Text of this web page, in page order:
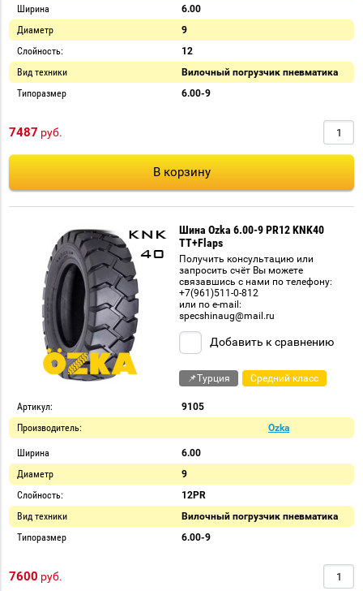
Ширина
6.00
Диаметр
9
Слойность:
12
Вид техники
Вилочный погрузчик пневматика
Типоразмер
6.00-9
7487 руб.
В корзину
Шина Ozka 6.00-9 PR12 KNK40
TT+Flaps
Получить консультацию или
запросить счёт Вы можете
связавшись с нами по телефону:
+7(961)511-0-812
или по e-mail:
specshinaug@mail.ru
Добавить к сравнению
📌Турция Средний класс
Артикул:
9105
Производитель:
Ozka
Ширина
6.00
Диаметр
9
Слойность:
12PR
Вид техники
Вилочный погрузчик пневматика
Типоразмер
6.00-9
7600 руб.